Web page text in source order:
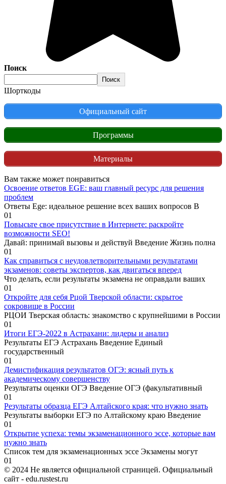
Поиск
Поиск
Шорткоды
Официальный сайт
Программы
Материалы
Вам также может понравиться
Освоение ответов EGE: ваш главный ресурс для решения
проблем
Ответы Ege: идеальное решение всех ваших вопросов В
01
Повысьте свое присутствие в Интернете: раскройте
возможности SEO!
Давай: принимай вызовы и действуй Введение Жизнь полна
01
Как справиться с неудовлетворительными результатами
экзаменов: советы экспертов, как двигаться вперед
Что делать, если результаты экзамена не оправдали ваших
01
Откройте для себя Рцой Тверской области: скрытое
сокровище в России
РЦОИ Тверская область: знакомство с крупнейшими в России
01
Итоги ЕГЭ-2022 в Астрахани: лидеры и анализ
Результаты ЕГЭ Астрахань Введение Единый
государственный
01
Демистификация результатов ОГЭ: ясный путь к
академическому совершенству
Результаты оценки ОГЭ Введение ОГЭ (факультативный
01
Результаты образца ЕГЭ Алтайского края: что нужно знать
Результаты выборки ЕГЭ по Алтайскому краю Введение
01
Открытие успеха: темы экзаменационного эссе, которые вам
нужно знать
Список тем для экзаменационных эссе Экзамены могут
01
© 2024 Не является официальной страницей. Официальный
сайт - edu.rustest.ru